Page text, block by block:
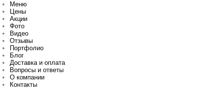
Меню
Цены
Акции
Фото
Видео
Отзывы
Портфолио
Блог
Доставка и оплата
Вопросы и ответы
О компании
Контакты